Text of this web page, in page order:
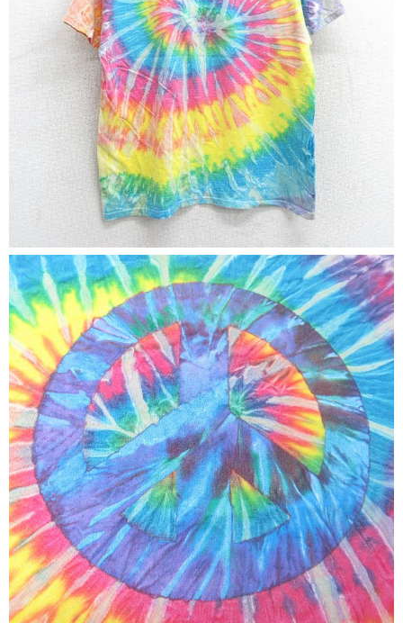
すべてのマニアックを見る
Search by Period年代から探す
90年代 80年代 70年代
60年代 50年代 40年代
すべての年代を見る
週刊ラッシュアウト新聞
古着コラム
メディア・イベント情報
Youtube 古着屋Rush Out チャンネル
スタッフコーディネート